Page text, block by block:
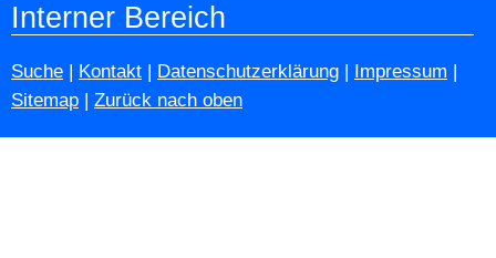
Interner Bereich
Suche | Kontakt | Datenschutzerklärung | Impressum |
Sitemap | Zurück nach oben